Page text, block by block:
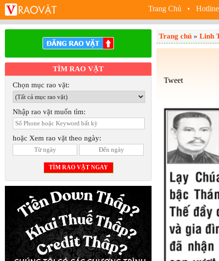
Trang Chủ •
TÌM RAO VẶT
Chọn mục rao vặt:
Nhập rao vặt muốn tìm:
hoặc Xem rao vặt theo ngày:
Trang chủ » Linh
Tweet